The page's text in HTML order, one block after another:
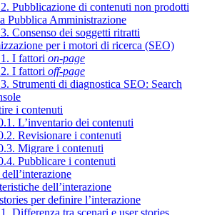
Pubblicazione di contenuti non prodotti
Pubblica Amministrazione
Consenso dei soggetti ritratti
per i motori di ricerca (SEO)
I fattori on-page
I fattori off-page
Strumenti di diagnostica SEO: Search
i contenuti
L’inventario dei contenuti
Revisionare i contenuti
Migrare i contenuti
Pubblicare i contenuti
dell’interazione
per definire l’interazione
Differenza tra scenari e user stories